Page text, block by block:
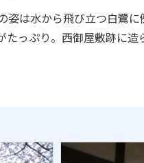
は水から飛び立つ白鷺
っぷり。西御屋敷跡に